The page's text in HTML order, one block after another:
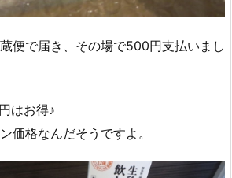
便で届き、その場で500円支払いまし
はお得♪
価格なんだそうですよ。